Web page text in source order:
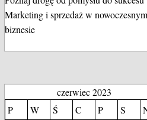
Marketing i sprzedaż w nowoczesnym
biznesie
czerwiec 2023
P
W Ś C P S